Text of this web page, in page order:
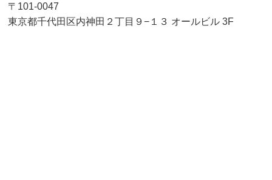
〒101-0047
東京都千代田区内神田２丁目９−１３ オールビル 3F